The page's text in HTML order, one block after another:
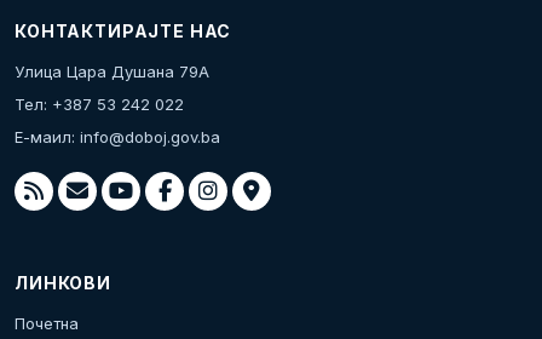
КОНТАКТИРАЈТЕ НАС
Улица Цара Душана 79А
Тел: +387 53 242 022
Е-маил: info@doboj.gov.ba
ЛИНКОВИ
Почетна